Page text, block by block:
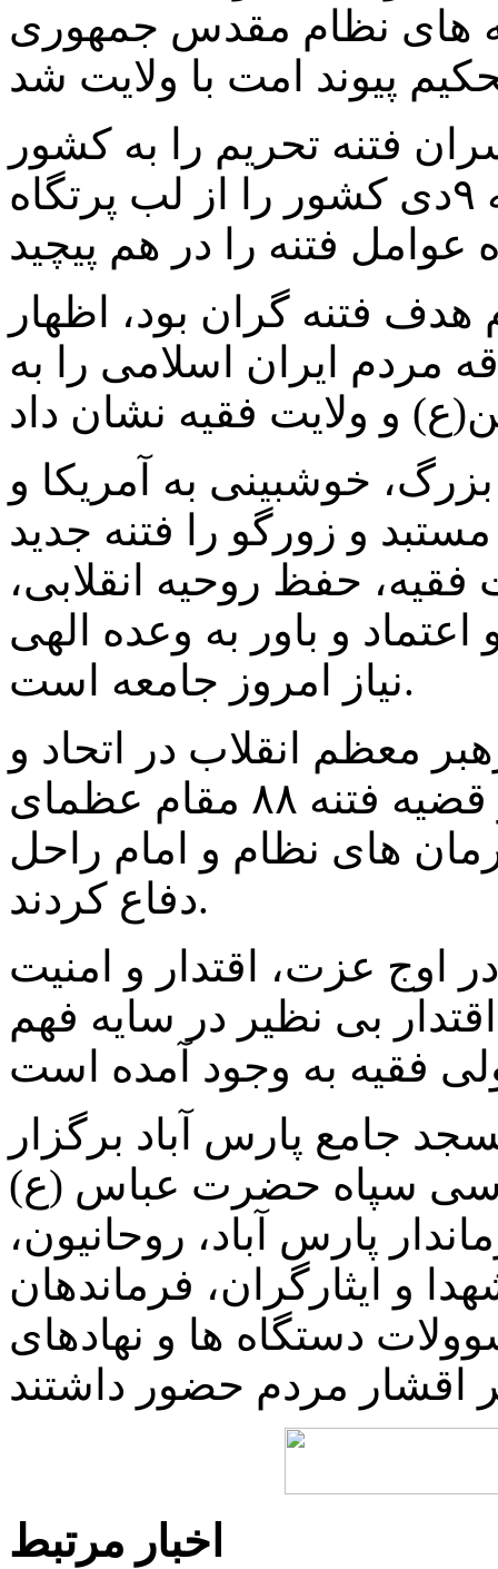
های نظام مقدس جمهوری
فتنه تحریم را به کشور
تحمیل کردند، ادامه داد: حماسه ۹دی کشور را از لب پرتگاه
هدف فتنه گران بود، اظهار
و علاقه مردم ایران اسلامی را به
خوشبینی به آمریکا و
و زورگو را فتنه جدید
حفظ روحیه انقلابی،
و باور به وعده الهی
نیاز امروز جامعه است.
معظم انقلاب در اتحاد و
همبستگی مردم ، اضافه کرد: در قضیه فتنه ۸۸ مقام عظمای
های نظام و امام راحل
دفاع کردند.
در اوج عزت، اقتدار و امنیت
بی نظیر در سایه فهم
جامع پارس آباد برگزار
سپاه حضرت عباس (ع)
پارس آباد، روحانیون،
و ایثارگران، فرماندهان
دستگاه ها و نهادهای
اخبار مرتبط